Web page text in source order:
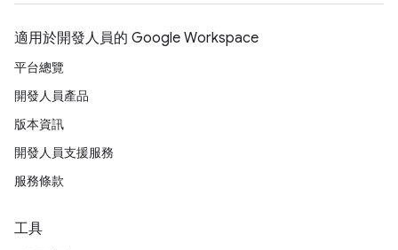
適用於開發人員的 Google Workspace
平台總覽
開發人員產品
版本資訊
開發人員支援服務
服務條款
工具